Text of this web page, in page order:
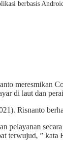
berbasis
meresmikan
di laut dan
Risnanto
pelayanan
terwujud, ” kata